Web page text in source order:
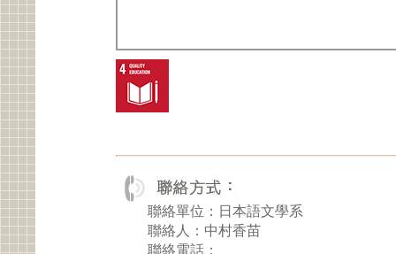
聯絡單位：日本語文學系
聯絡人：中村香苗
聯絡電話：